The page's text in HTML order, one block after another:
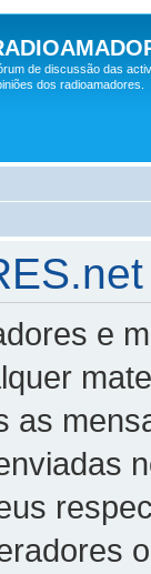
de discussão das
dos radioamadores.
e
as